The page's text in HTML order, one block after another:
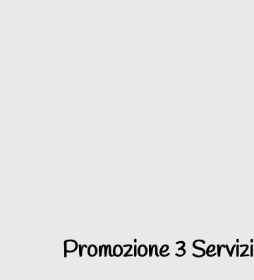
Promozione 3 Servizi